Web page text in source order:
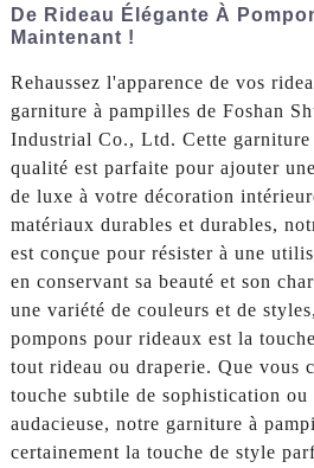
De Rideau Élégante À
Maintenant !
Rehaussez l'apparence de vos
garniture à pampilles de Foshan
Industrial Co., Ltd. Cette garniture
qualité est parfaite pour ajouter
de luxe à votre décoration
matériaux durables et durables,
est conçue pour résister à une
en conservant sa beauté et son
une variété de couleurs et de
pompons pour rideaux est la
tout rideau ou draperie. Que vous
touche subtile de sophistication
audacieuse, notre garniture à
certainement la touche de style